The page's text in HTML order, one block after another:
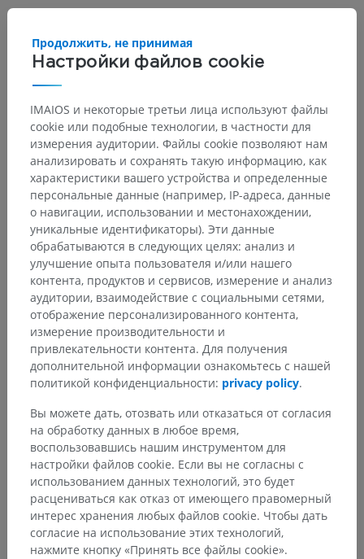
Анатомическая иерархия
Анатомия человека 2
Человеческое тело> Systemata visceralia >
Дыхательная система>
Трахеобронхиальное дерево> Бронхи
Bronchus> Tunica fibromusculocartilaginea bronchi
Основные структуры:Нет анатомических терминов,
Анатомия человека 1
Переводы
Настройки файлов cookie
Продолжить, не принимая
IMAIOS и некоторые третьи лица используют файлы
cookie или подобные технологии, в частности для
измерения аудитории. Файлы cookie позволяют нам
анализировать и сохранять такую информацию, как
характеристики вашего устройства и определенные
персональные данные (например, IP-адреса, данные
о навигации, использовании и местонахождении,
уникальные идентификаторы). Эти данные
обрабатываются в следующих целях: анализ и
улучшение опыта пользователя и/или нашего
контента, продуктов и сервисов, измерение и анализ
аудитории, взаимодействие с социальными сетями,
отображение персонализированного контента,
измерение производительности и
привлекательности контента. Для получения
дополнительной информации ознакомьтесь с нашей
политикой конфиденциальности: privacy policy.
Вы можете дать, отозвать или отказаться от согласия
на обработку данных в любое время,
воспользовавшись нашим инструментом для
настройки файлов cookie. Если вы не согласны с
использованием данных технологий, это будет
расцениваться как отказ от имеющего правомерный
интерес хранения любых файлов cookie. Чтобы дать
согласие на использование этих технологий,
нажмите кнопку «Принять все файлы cookie».